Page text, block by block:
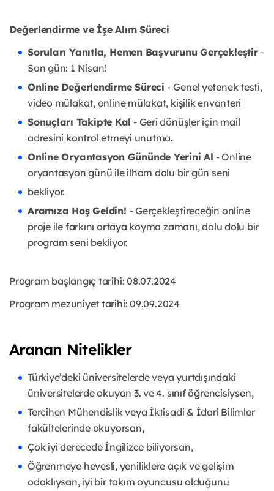
Değerlendirme ve İşe Alım Süreci
Soruları Yanıtla, Hemen Başvurunu Gerçekleştir-
Son gün: 1 Nisan!
Online Değerlendirme Süreci - Genel yetenek testi,
video mülakat, online mülakat, kişilik envanteri
Sonuçları Takipte Kal - Geri dönüşler için mail
adresini kontrol etmeyi unutma.
Online Oryantasyon Gününde Yerini Al - Online
oryantasyon günü ile ilham dolu bir gün seni
bekliyor.
Aramıza Hoş Geldin! - Gerçekleştireceğin online
proje ile farkını ortaya koyma zamanı, dolu dolu bir
program seni bekliyor.
Program başlangıç tarihi: 08.07.2024
Program mezuniyet tarihi: 09.09.2024
Aranan Nitelikler
Türkiye’deki üniversitelerde veya yurtdışındaki
üniversitelerde okuyan 3. ve 4. sınıf öğrencisiysen,
Tercihen Mühendislik veya İktisadi & İdari Bilimler
fakültelerinde okuyorsan,
Çok iyi derecede İngilizce biliyorsan,
Öğrenmeye hevesli, yeniliklere açık ve gelişim
odaklıysan, iyi bir takım oyuncusu olduğunu